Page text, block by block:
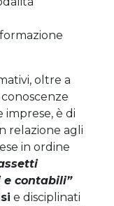
oltre a
imprese, è di
relazione agli
in ordine
contabili”
e disciplinati